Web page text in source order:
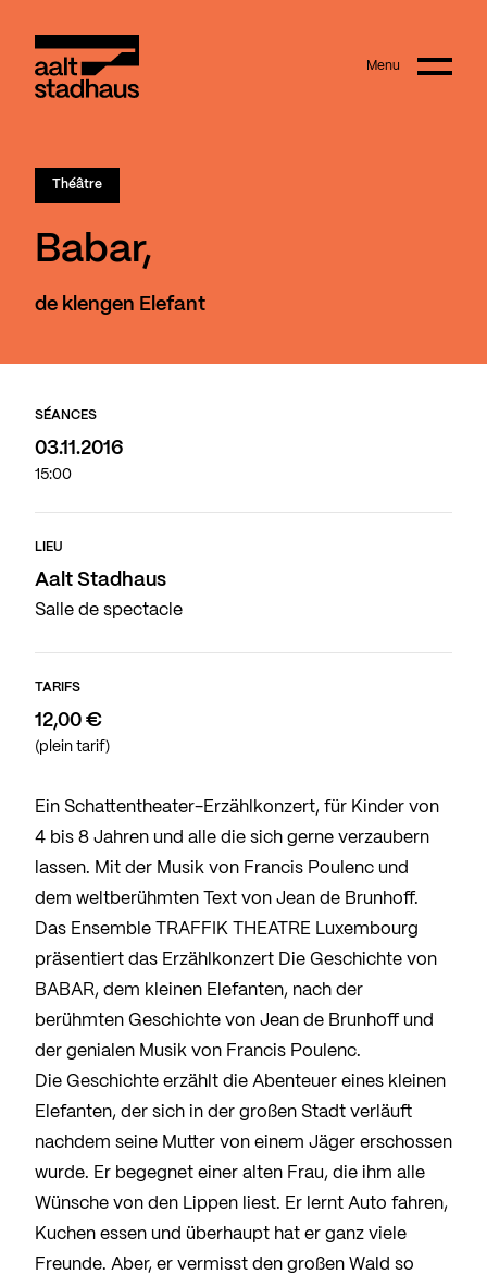
Main content Menu
Théâtre
Babar,
de klengen Elefant
SÉANCES
03.11.2016
15:00
LIEU
Aalt Stadhaus
Salle de spectacle
TARIFS
12,00 €
(plein tarif)
Ein Schattentheater-Erzählkonzert, für Kinder von
4 bis 8 Jahren und alle die sich gerne verzaubern
lassen. Mit der Musik von Francis Poulenc und
dem weltberühmten Text von Jean de Brunhoff.
Das Ensemble TRAFFIK THEATRE Luxembourg
präsentiert das Erzählkonzert Die Geschichte von
BABAR, dem kleinen Elefanten, nach der
berühmten Geschichte von Jean de Brunhoff und
der genialen Musik von Francis Poulenc.
Die Geschichte erzählt die Abenteuer eines kleinen
Elefanten, der sich in der großen Stadt verläuft
nachdem seine Mutter von einem Jäger erschossen
wurde. Er begegnet einer alten Frau, die ihm alle
Wünsche von den Lippen liest. Er lernt Auto fahren,
Kuchen essen und überhaupt hat er ganz viele
Freunde. Aber, er vermisst den großen Wald so